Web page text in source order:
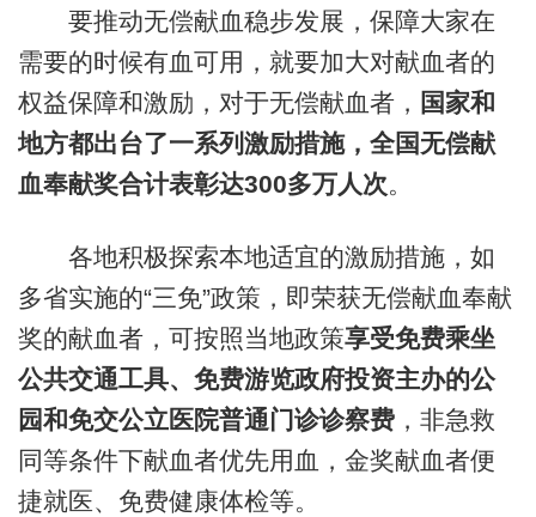
要推动无偿献血稳步发展，保障大家在
需要的时候有血可用，就要加大对献血者的
权益保障和激励，对于无偿献血者， 国家和
地方都出台了一系列激励措施，全国无偿献
血奉献奖合计表彰达300多万人次。
各地积极探索本地适宜的激励措施，如
多省实施的“三免”政策，即荣获无偿献血奉献
奖的献血者，可按照当地政策享受免费乘坐
公共交通工具、免费游览政府投资主办的公
园和免交公立医院普通门诊诊察费，非急救
同等条件下献血者优先用血，金奖献血者便
捷就医、免费健康体检等。